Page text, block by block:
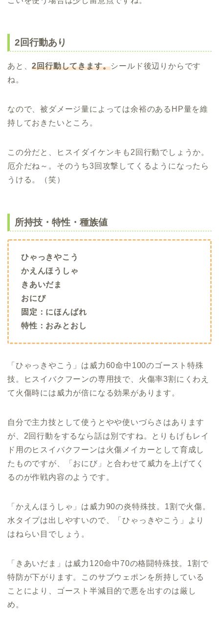
2回行動あり
あと、2回行動してきます。シールド後辺りからです
ね。
なので、被ダメージ量によっては余裕のあるHP量を維
持しておきたいところ。
この分だと、ヒスイダイケンキも2回行動でしょうか。
厄介だね～。そのうち3回攻撃してくるようになったら
うける。（笑）
所持技・特性・種族値
ひゃっきやこう
かえんほうしゃ
きあいだま
おにび
固定：にほんばれ
特性：おみとおし
「ひゃっきやこう」は威力60命中100のゴースト特殊
技。ヒスイバクフーンの専用技で、火傷率3割にくわえ
て火傷時には威力が倍になる効果があります。
自分で主力技として使うとやや使いづらさはあります
が、2回行動をするなら話は別ですね。とりもげもレイ
ド用のヒスイバクフーンは火傷メイカーとして育成し
たものですが、「おにび」と合わせて威力を上げてく
るのが作戦内容のようです。
「かえんほうしゃ」は威力90の炎特殊技。1割で火傷。
水タイプは出しやすいので、「ひゃっきやこう」より
はねらい目でしょう。
「きあいだま」は威力120命中70の格闘特殊技。1割で
特防が下がります。このサブウェポンを所持している
ことにより、ゴースト半減目的で悪を出すのは厳し
め。